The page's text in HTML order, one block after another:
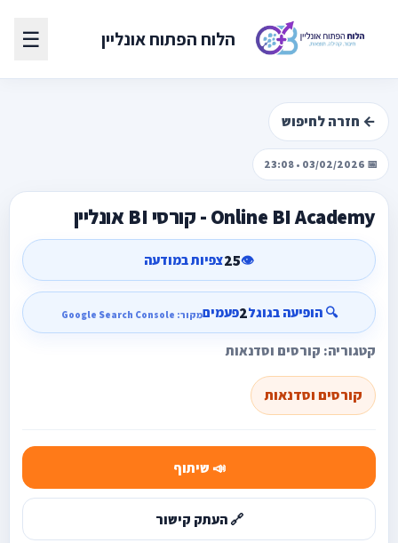
הלוח הפתוח אונליין ☰
← חזרה לחיפוש
📅 03/02/2026 • 23:08
Online BI Academy - קורסי BI אונליין
👁️
25צפיות במודעה
🔍 הופיעה בגוגל2פעמיםמקור: Google Search Console
קטגוריה: קורסים וסדנאות
קורסים וסדנאות
📣 שיתוף
🔗 העתק קישור